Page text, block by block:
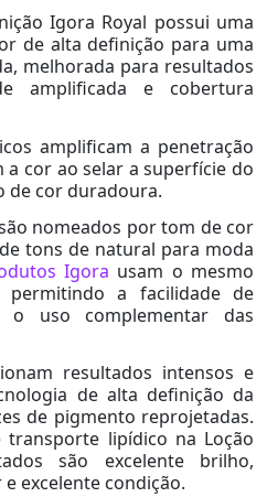
Igora Royal possui uma
de alta definição para uma
melhorada para resultados
amplificada e cobertura
amplificam a penetração
cor ao selar a superfície do
de cor duradoura.
nomeados por tom de cor
tons de natural para moda
Igora usam o mesmo
permitindo a facilidade de
uso complementar das
resultados intensos e
de alta definição da
de pigmento reprojetadas.
transporte lipídico na Loção
são excelente brilho,
excelente condição.